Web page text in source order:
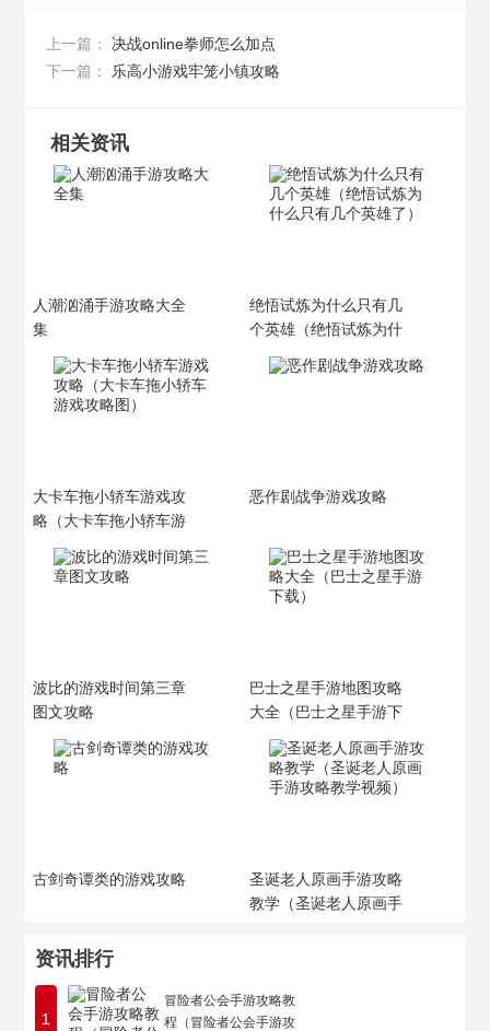
上一篇： 决战online拳师怎么加点
下一篇： 乐高小游戏牢笼小镇攻略
相关资讯
人潮汹涌手游攻略大全
集
绝悟试炼为什么只有几
个英雄（绝悟试炼为什
么只有几个英雄了）
大卡车拖小轿车游戏攻
略（大卡车拖小轿车游
戏攻略图）
恶作剧战争游戏攻略
波比的游戏时间第三章
图文攻略
巴士之星手游地图攻略
大全（巴士之星手游下
载）
古剑奇谭类的游戏攻略
圣诞老人原画手游攻略
教学（圣诞老人原画手
资讯排行
1
冒险者公会手游攻略教
程（冒险者公会手游攻